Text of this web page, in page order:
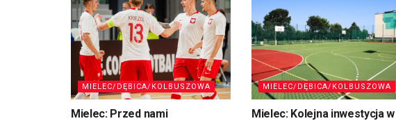
MIELEC/DĘBICA/KOLBUSZOWA
Mielec: Przed nami
MIELEC/DĘBICA/KOLBUSZOWA
Mielec: Kolejna inwestycja w